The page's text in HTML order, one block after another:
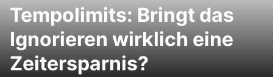
Tempolimits: Bringt das
Ignorieren wirklich eine
Zeitersparnis?